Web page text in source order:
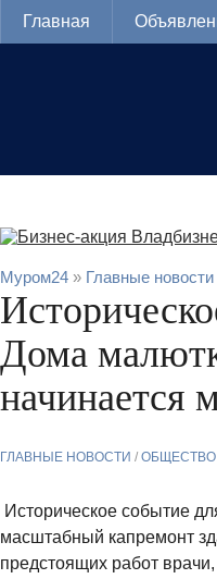
Главная
Муром24 » Главные новости
Дома
начинается
ГЛАВНЫЕ НОВОСТИ / ОБЩЕСТВО
Историческое событие
масштабный капремонт
предстоящих работ